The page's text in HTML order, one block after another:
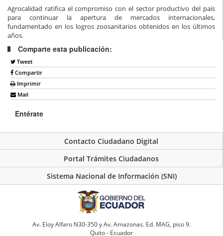
Agrocalidad ratifica el compromiso con el sector productivo del país
para continuar la apertura de mercados internacionales,
fundamentado en los logros zoosanitarios obtenidos en los últimos
años.
Comparte esta publicación:
Tweet
Compartir
Imprimir
Mail
Entérate
Contacto Ciudadano Digital
Portal Trámites Ciudadanos
Sistema Nacional de Información (SNI)
Av. Eloy Alfaro N30-350 y Av. Amazonas. Ed. MAG, piso 9.
Quito - Ecuador